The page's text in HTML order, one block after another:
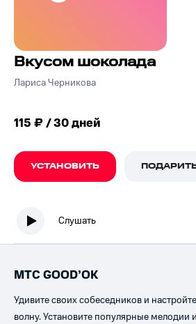
Вкусом шоколада
Лариса Черникова
115 ₽ / 30 дней
УСТАНОВИТЬ
Слушать
МТС GOOD’OK
Удивите своих собеседников и
волну. Установите популярные мелодии